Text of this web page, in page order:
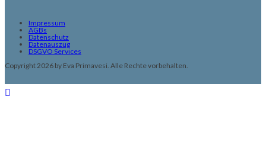
Impressum
AGBs
Datenschutz
Datenauszug
DSGVO Services
Copyright 2026 by Eva Primavesi. Alle Rechte vorbehalten.